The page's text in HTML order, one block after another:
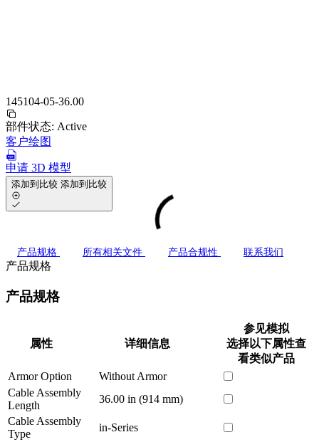
145104-05-36.00
部件状态: Active
客户绘图
申请 3D 模型
添加到比较 添加到比较
产品规格 所有相关文件 产品合规性 联系我们
产品规格
产品规格
属性 详细信息
参见模拟
选择以下属性查
看类似产品
Armor Option
Without Armor
Cable Assembly
Length
36.00 in (914 mm)
Cable Assembly
Type
in-Series